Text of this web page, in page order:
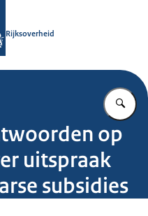
Rijksoverheid
op
uitspraak
subsidies